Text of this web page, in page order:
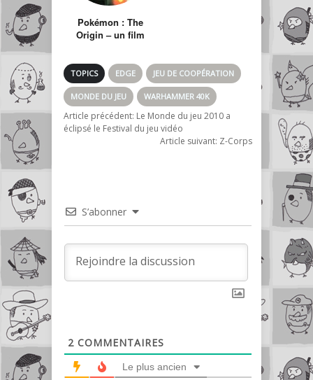
Pokémon : The
Origin – un film
TOPICS EDGE JEU DE COOPÉRATION
MONDE DU JEU WARHAMMER 40K
Article précédent: Le Monde du jeu 2010 a
éclipsé le Festival du jeu vidéo
Article suivant: Z-Corps
S’abonner
2 COMMENTAIRES
Le plus ancien